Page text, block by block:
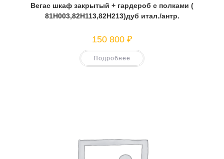
Вегас шкаф закрытый + гардероб с полками (
81Н003,82Н113,82Н213)дуб итал./антр.
150 800 ₽
Подробнее